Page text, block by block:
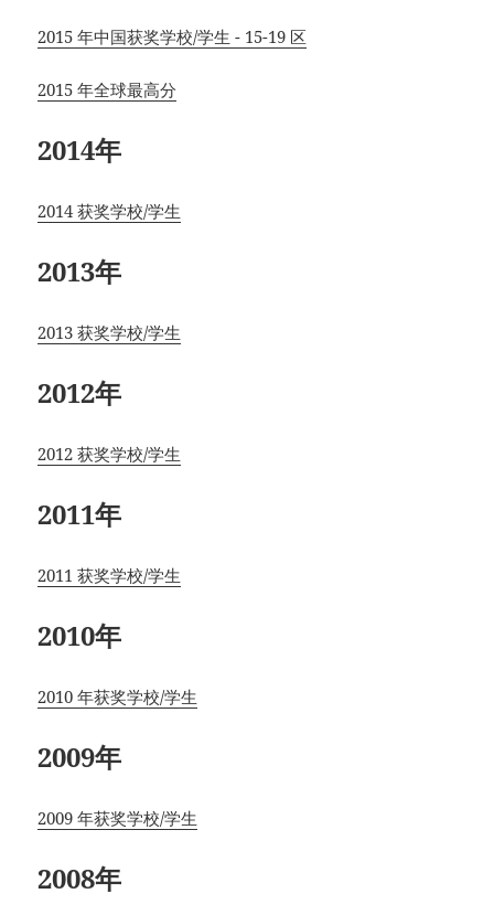
2015 年中国获奖学校/学生 - 15-19 区
2015 年全球最高分
2014年
2014 获奖学校/学生
2013年
2013 获奖学校/学生
2012年
2012 获奖学校/学生
2011年
2011 获奖学校/学生
2010年
2010 年获奖学校/学生
2009年
2009 年获奖学校/学生
2008年